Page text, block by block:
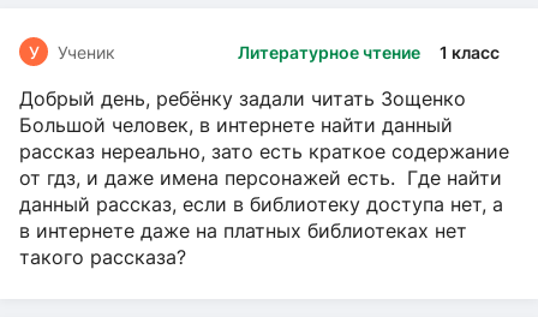
Литературное чтение 1 класс
У Ученик
Добрый день, ребёнку задали читать Зощенко
Большой человек, в интернете найти данный
рассказ нереально, зато есть краткое содержание
от гдз, и даже имена персонажей есть. Где найти
данный рассказ, если в библиотеку доступа нет, а
в интернете даже на платных библиотеках нет
такого рассказа?